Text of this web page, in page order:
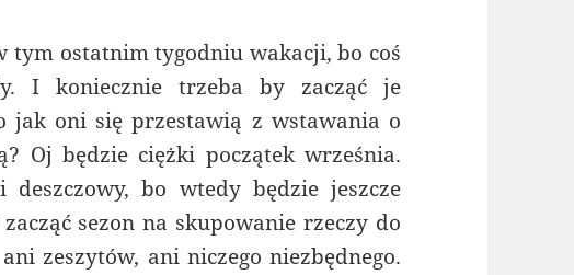
tym ostatnim tygodniu wakacji, bo coś
I koniecznie trzeba by zacząć je
jak oni się przestawią z wstawania o
Oj będzie ciężki początek września.
bo wtedy będzie jeszcze
sezon na skupowanie rzeczy do
zeszytów, ani niczego niezbędnego.